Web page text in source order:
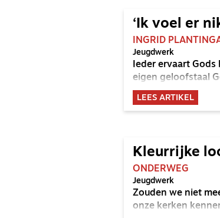
‘Ik voel er
INGRID
Jeugdwerk
Ieder ervaart
eigen geloofstaal
LEES ARTIKEL
Kleurrijke
ONDERWEG
Jeugdwerk
Zouden we niet
onze kerken